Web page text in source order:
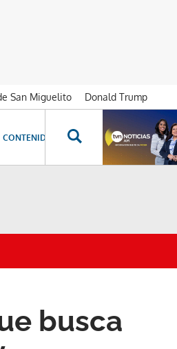
San Miguelito
Donald Trump
CONTENIDOS ESPECIALES NOVELAS
busca